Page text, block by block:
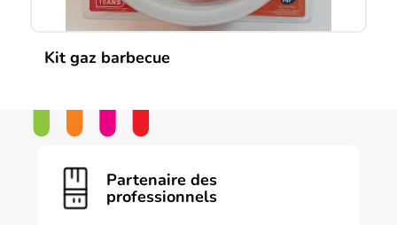
Kit gaz barbecue
Partenaire des
professionnels